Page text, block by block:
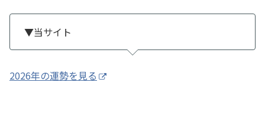
▼当サイト
2026年の運勢を見る